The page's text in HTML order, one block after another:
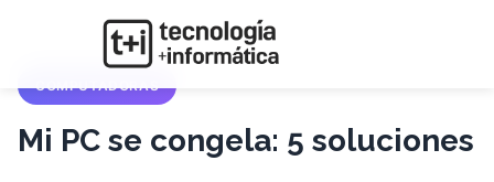
COMPUTADORAS
Mi PC se congela: 5 soluciones